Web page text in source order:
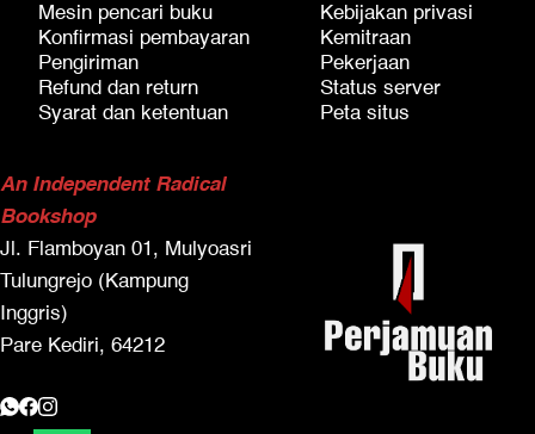
Mesin pencari buku
Konfirmasi pembayaran
Pengiriman
Refund dan return
Syarat dan ketentuan
Kebijakan privasi
Kemitraan
Pekerjaan
Status server
Peta situs
An Independent Radical
Bookshop
Jl. Flamboyan 01, Mulyoasri
Tulungrejo (Kampung
Inggris)
Pare Kediri, 64212